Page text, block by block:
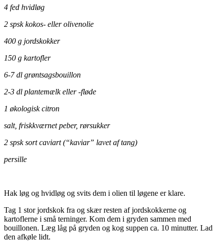
4 fed hvidløg
2 spsk kokos- eller olivenolie
400 g jordskokker
150 g kartofler
6-7 dl grøntsagsbouillon
2-3 dl plantemælk eller -fløde
1 økologisk citron
salt, friskkværnet peber, rørsukker
2 spsk sort caviart (“kaviar” lavet af tang)
persille
Hak løg og hvidløg og svits dem i olien til løgene er klare.
Tag 1 stor jordskok fra og skær resten af jordskokkerne og
kartoflerne i små terninger. Kom dem i gryden sammen med
bouillonen. Læg låg på gryden og kog suppen ca. 10 minutter. Lad
den afkøle lidt.